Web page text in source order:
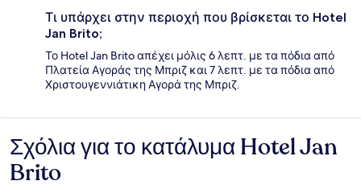
Τι υπάρχει στην περιοχή που βρίσκεται το Hotel
Jan Brito;
Το Hotel Jan Brito απέχει μόλις 6 λεπτ. με τα πόδια από
Πλατεία Αγοράς της Μπριζ και 7 λεπτ. με τα πόδια από
Χριστουγεννιάτικη Αγορά της Μπριζ.
Σχόλια
Σχόλια για το κατάλυμα Hotel Jan
Brito